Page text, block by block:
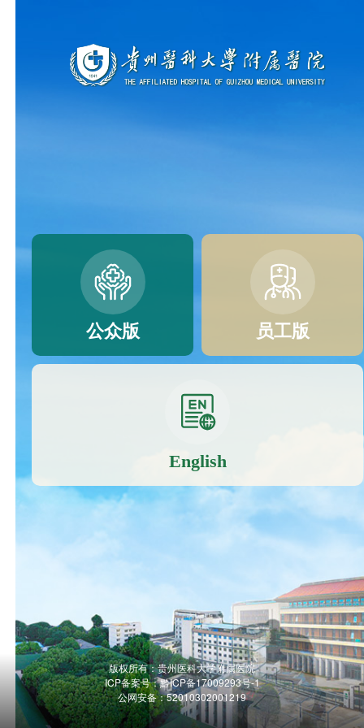
公众版 员工版
English
版权所有：贵州医科大学附属医院
ICP备案号：黔ICP备17009293号-1
公网安备：52010302001219